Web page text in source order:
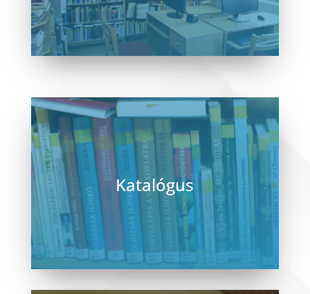
A dokumentumok kölcsönzésének és az
egyéb szolgáltatások igénybevételének
feltétele a beiratkozás.
Katalógus
Keresés a városi és a megyei könyvtár
katalógusában.